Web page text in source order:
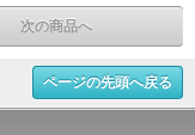
次の商品へ
ページの先頭へ戻る